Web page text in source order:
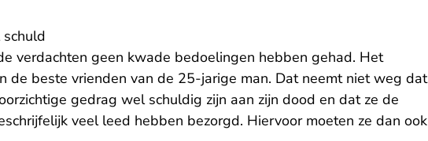
verdachten geen kwade bedoelingen hebben gehad. Het
de beste vrienden van de 25-jarige man. Dat neemt niet weg dat
gedrag wel schuldig zijn aan zijn dood en dat ze de
veel leed hebben bezorgd. Hiervoor moeten ze dan ook